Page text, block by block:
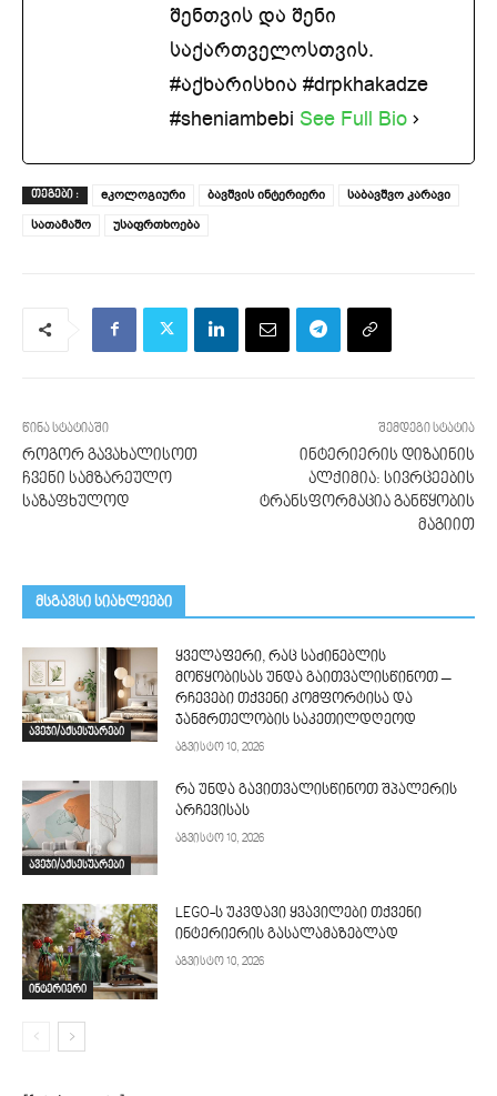
შენთვის და შენი
საქართველოსთვის.
#აქხარისხია #drpkhakadze
#sheniambebi See Full Bio
ᲗᲔᲒᲔᲑᲘ : eკოლოგიური ბავშვის ინტერიერი
საბავშვო კარავი
სათამაშო
უსაფრთხოება
წინა სტატიაში
როგორ გავახალისოთ
ჩვენი სამზარეულო
საზაფხულოდ
შემდეგი სტატია
ინტერიერის დიზაინის
ალქიმია: სივრცეების
ტრანსფორმაცია განწყობის
მაგიით
მსგავსი სიახლეები
ავეჯი/აქსესუარები
ყველაფერი, რაც საძინებლის
მოწყობისას უნდა გაითვალისწინოთ –
რჩევები თქვენი კომფორტისა და
ჯანმრთელობის საკეთილდღეოდ
აგვისტო 10, 2026
ავეჯი/აქსესუარები
რა უნდა გავითვალისწინოთ შპალერის
არჩევისას
აგვისტო 10, 2026
ინტერიერი
LEGO-ს უკვდავი ყვავილები თქვენი
ინტერიერის გასალამაზებლად
აგვისტო 10, 2026